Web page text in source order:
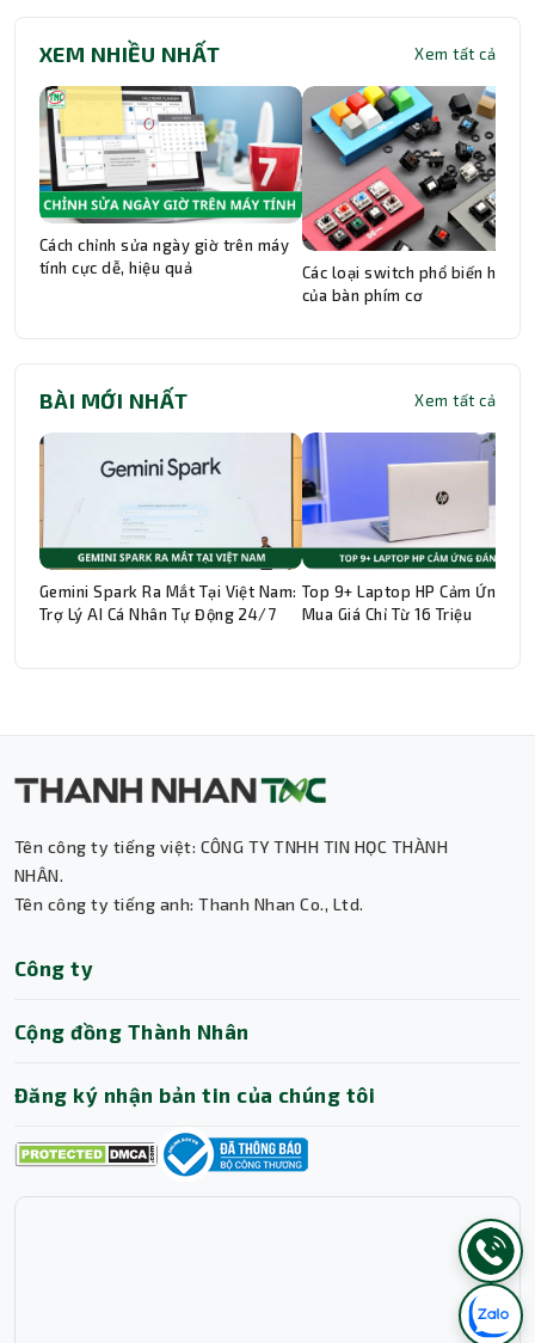
XEM NHIỀU NHẤT Xem tất cả
Cách chỉnh sửa ngày giờ trên máy
tính cực dễ, hiệu quả
Các loại switch phổ biến hiện
của bàn phím cơ
BÀI MỚI NHẤT Xem tất cả
Gemini Spark Ra Mắt Tại Việt Nam:
Trợ Lý AI Cá Nhân Tự Động 24/7
Top 9+ Laptop HP Cảm Ứng
Mua Giá Chỉ Từ 16 Triệu
Tên công ty tiếng việt: CÔNG TY TNHH TIN HỌC THÀNH
NHÂN.
Tên công ty tiếng anh: Thanh Nhan Co., Ltd.
Công ty
Cộng đồng Thành Nhân
Đăng ký nhận bản tin của chúng tôi